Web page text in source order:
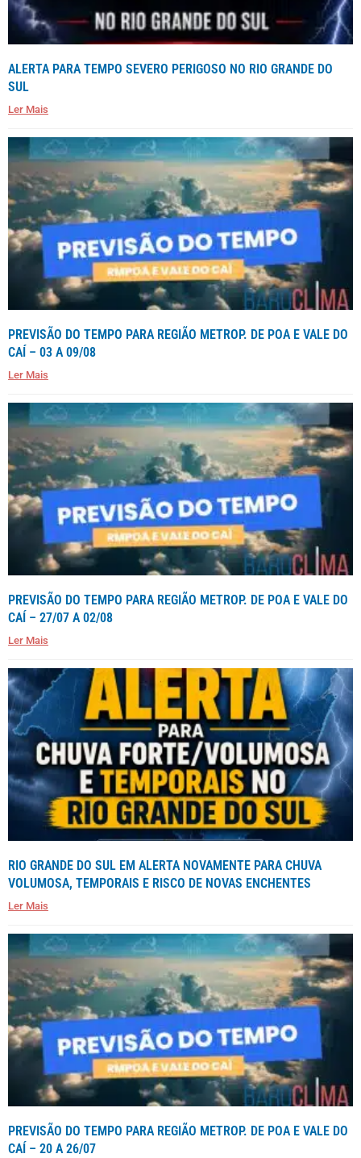
ALERTA PARA TEMPO SEVERO PERIGOSO NO RIO GRANDE DO
SUL
Ler Mais
PREVISÃO DO TEMPO PARA REGIÃO METROP. DE POA E VALE DO
CAÍ – 03 A 09/08
Ler Mais
PREVISÃO DO TEMPO PARA REGIÃO METROP. DE POA E VALE DO
CAÍ – 27/07 A 02/08
Ler Mais
RIO GRANDE DO SUL EM ALERTA NOVAMENTE PARA CHUVA
VOLUMOSA, TEMPORAIS E RISCO DE NOVAS ENCHENTES
Ler Mais
PREVISÃO DO TEMPO PARA REGIÃO METROP. DE POA E VALE DO
CAÍ – 20 A 26/07